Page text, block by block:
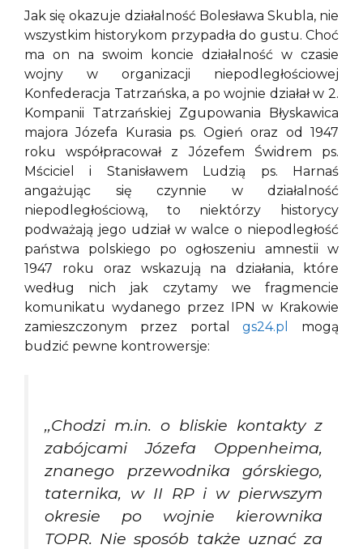
Jak się okazuje działalność Bolesława Skubla, nie
wszystkim historykom przypadła do gustu. Choć
ma on na swoim koncie działalność w czasie
wojny w organizacji niepodległościowej
Konfederacja Tatrzańska, a po wojnie działał w 2.
Kompanii Tatrzańskiej Zgupowania Błyskawica
majora Józefa Kurasia ps. Ogień oraz od 1947
roku współpracował z Józefem Świdrem ps.
Mściciel i Stanisławem Ludzią ps. Harnaś
angażując się czynnie w działalność
niepodległościową, to niektórzy historycy
podważają jego udział w walce o niepodległość
państwa polskiego po ogłoszeniu amnestii w
1947 roku oraz wskazują na działania, które
według nich jak czytamy we fragmencie
komunikatu wydanego przez IPN w Krakowie
zamieszczonym przez portalgs24.pl
mogą
budzić pewne kontrowersje:
,,Chodzi m.in. o bliskie kontakty z
zabójcami Józefa Oppenheima,
znanego przewodnika górskiego,
taternika, w II RP i w pierwszym
okresie po wojnie kierownika
TOPR. Nie sposób także uznać za